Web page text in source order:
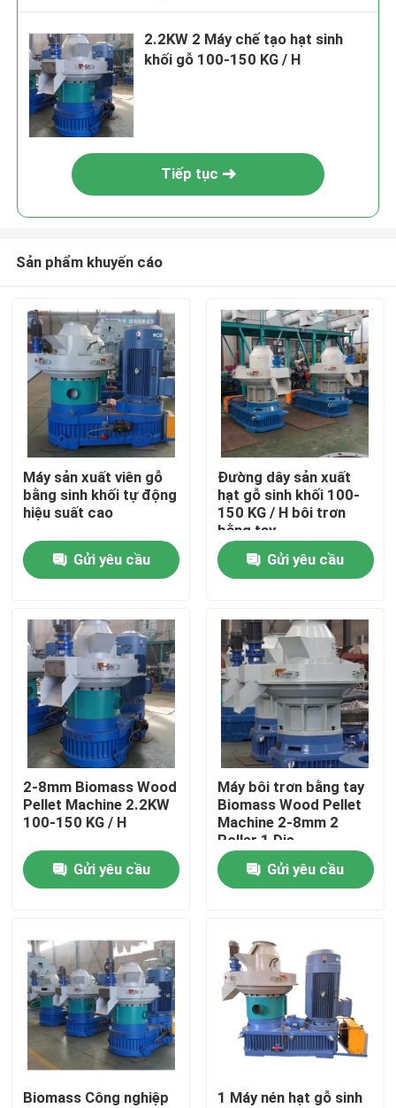
Sản phẩm
video
Về chúng tôi
Chuyến tham quan nhà máy
Kiểm soát chất lượng
Tin tức
Yêu cầu Đặt giá
Máy nén hạt gỗ sinh khối
2.2KW 2 Máy chế tạo hạt sinh
khối gỗ 100-150 KG / H
Tiếp tục
Sản phẩm khuyến cáo
Máy sản xuất viên gỗ
bằng sinh khối tự động
hiệu suất cao
Gửi yêu cầu
Đường dây sản xuất
hạt gỗ sinh khối 100-
150 KG / H bôi trơn
bằng tay
Gửi yêu cầu
2-8mm Biomass Wood
Pellet Machine 2.2KW
100-150 KG / H
Gửi yêu cầu
Máy bôi trơn bằng tay
Biomass Wood Pellet
Machine 2-8mm 2
Roller 1 Die
Gửi yêu cầu
Biomass Công nghiệp
1 Máy nén hạt gỗ sinh